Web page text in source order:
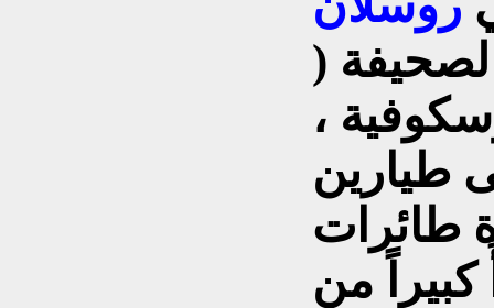
(
،
طيارين
طائرات
من